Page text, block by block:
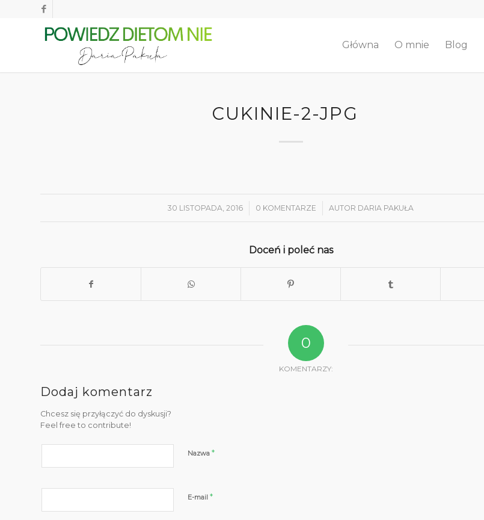
Główna O mnie Blog
CUKINIE-2-JPG
30 LISTOPADA, 2016
/ 0 KOMENTARZE
/ AUTOR DARIA PAKUŁA
Doceń i poleć nas
0
KOMENTARZY:
Dodaj komentarz
Chcesz się przyłączyć do dyskusji?
Feel free to contribute!
Nazwa *
E-mail *